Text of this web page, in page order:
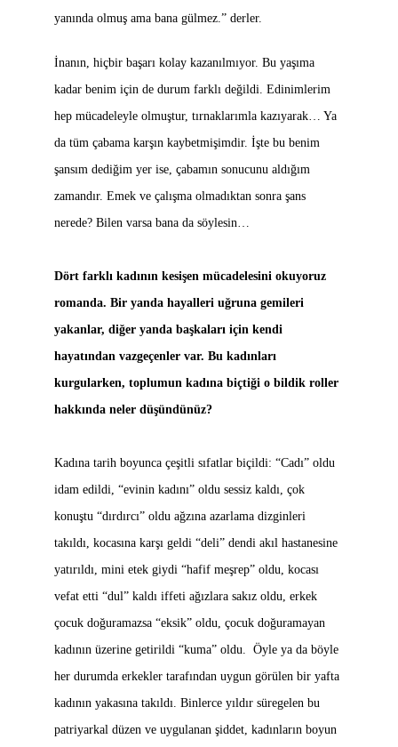
yanında olmuş ama bana gülmez.” derler.
İnanın, hiçbir başarı kolay kazanılmıyor. Bu yaşıma
kadar benim için de durum farklı değildi. Edinimlerim
hep mücadeleyle olmuştur, tırnaklarımla kazıyarak… Ya
da tüm çabama karşın kaybetmişimdir. İşte bu benim
şansım dediğim yer ise, çabamın sonucunu aldığım
zamandır. Emek ve çalışma olmadıktan sonra şans
nerede? Bilen varsa bana da söylesin…
Dört farklı kadının kesişen mücadelesini okuyoruz
romanda. Bir yanda hayalleri uğruna gemileri
yakanlar, diğer yanda başkaları için kendi
hayatından vazgeçenler var. Bu kadınları
kurgularken, toplumun kadına biçtiği o bildik roller
hakkında neler düşündünüz?
Kadına tarih boyunca çeşitli sıfatlar biçildi: “Cadı” oldu
idam edildi, “evinin kadını” oldu sessiz kaldı, çok
konuştu “dırdırcı” oldu ağzına azarlama dizginleri
takıldı, kocasına karşı geldi “deli” dendi akıl hastanesine
yatırıldı, mini etek giydi “hafif meşrep” oldu, kocası
vefat etti “dul” kaldı iffeti ağızlara sakız oldu, erkek
çocuk doğuramazsa “eksik” oldu, çocuk doğuramayan
kadının üzerine getirildi “kuma” oldu. Öyle ya da böyle
her durumda erkekler tarafından uygun görülen bir yafta
kadının yakasına takıldı. Binlerce yıldır süregelen bu
patriyarkal düzen ve uygulanan şiddet, kadınların boyun